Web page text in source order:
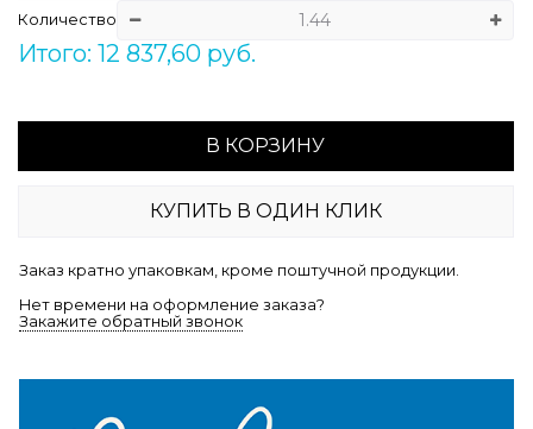
Количество
Итого: 12 837,60 руб.
В КОРЗИНУ
КУПИТЬ В ОДИН КЛИК
Заказ кратно упаковкам, кроме поштучной продукции.
Нет времени на оформление заказа?
Закажите обратный звонок